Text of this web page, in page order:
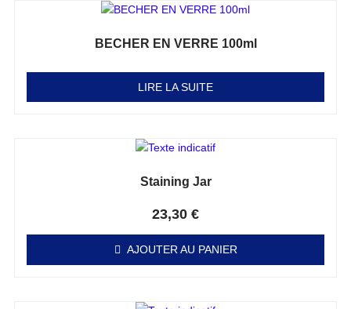
BECHER EN VERRE 100ml
LIRE LA SUITE
Staining Jar
23,30 €
AJOUTER AU PANIER